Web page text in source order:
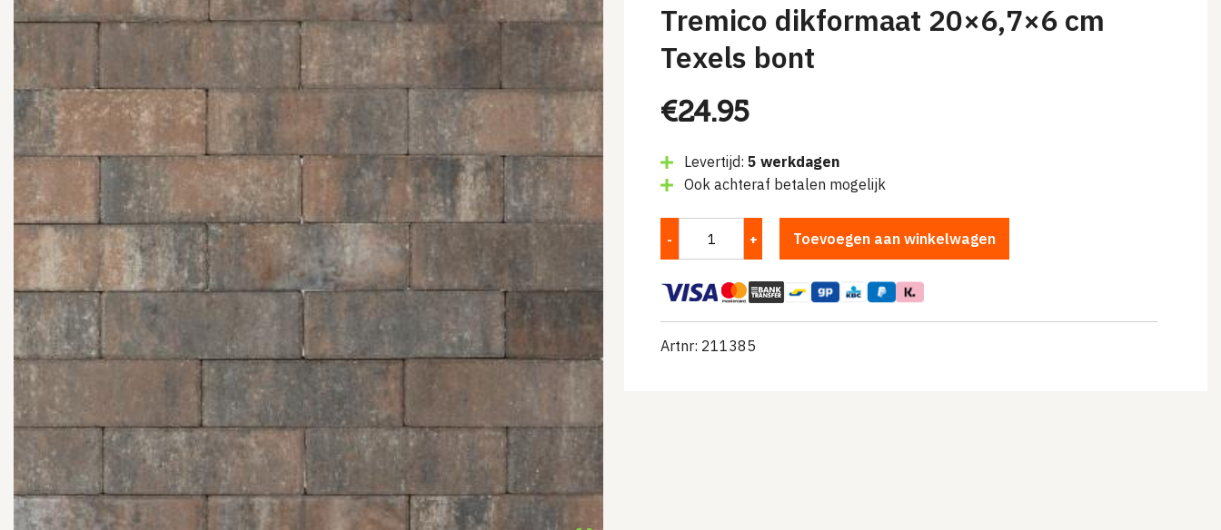
Tremico dikformaat 20×6,7×6 cm
Texels bont
€24.95
Levertijd: 5 werkdagen
Ook achteraf betalen mogelijk
Toevoegen aan winkelwagen
Artnr: 211385